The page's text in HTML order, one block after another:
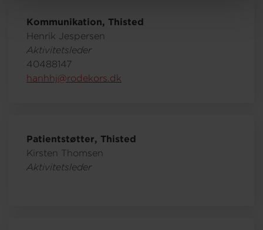
Kommunikation, Thisted
Henrik Jespersen
Aktivitetsleder
40488147
hanhhj@rodekors.dk
Patientstøtter, Thisted
Kirsten Thomsen
Aktivitetsleder